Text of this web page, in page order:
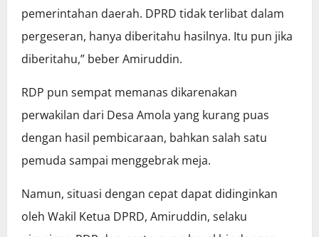
pemerintahan daerah. DPRD tidak terlibat dalam
pergeseran, hanya diberitahu hasilnya. Itu pun jika
diberitahu,” beber Amiruddin.
RDP pun sempat memanas dikarenakan
perwakilan dari Desa Amola yang kurang puas
dengan hasil pembicaraan, bahkan salah satu
pemuda sampai menggebrak meja.
Namun, situasi dengan cepat dapat didinginkan
oleh Wakil Ketua DPRD, Amiruddin, selaku